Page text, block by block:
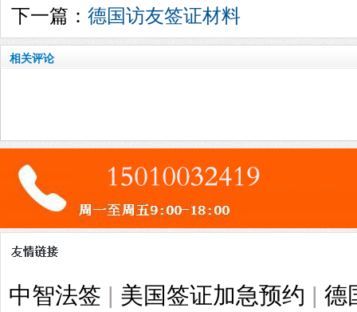
下一篇： 德国访友签证材料
相关评论
中智法签 | 美国签证加急预约 | 德